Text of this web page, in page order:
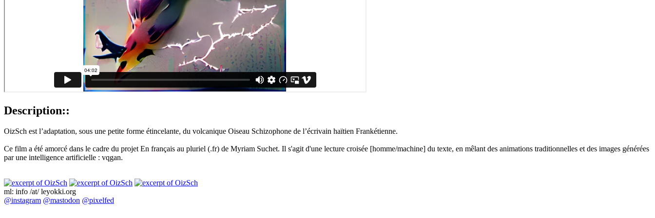
Description::
OizSch est l’adaptation, sous une petite forme étincelante, du volcanique Oiseau Schizophone de l’écrivain haïtien Frankétienne.
Ce film a été amorcé dans le cadre du projet En français au pluriel (.fr) de Myriam Suchet. Il s'agit d'une lecture croisée [homme/machine] du texte, en mêlant des animations traditionnelles et des images générées
par une intelligence artificielle : vqgan.
ml: info /at/ leyokki.org
@instagram @mastodon @pixelfed